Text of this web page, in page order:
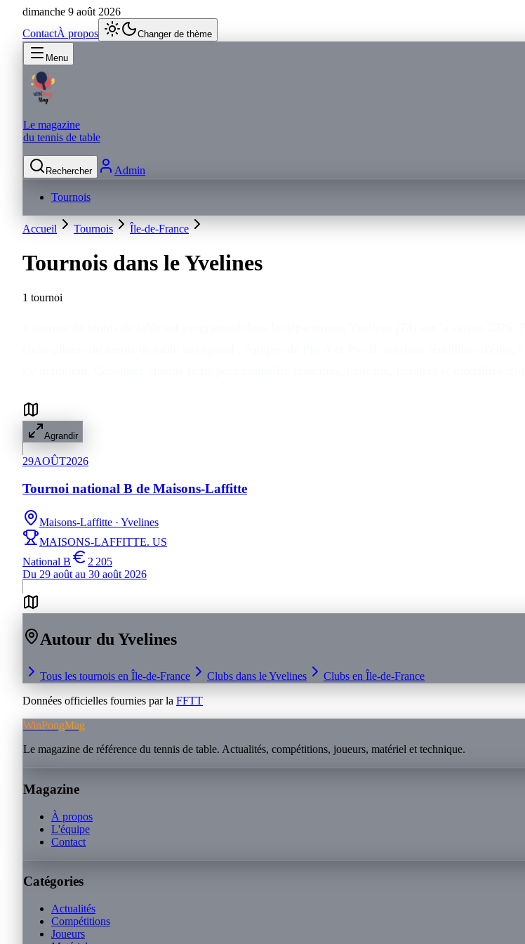
dimanche 9 août 2026
ContactÀ propos Changer de thème
Menu
Le magazine
du tennis de table
Rechercher Admin
Tournois
Accueil Tournois Île-de-France
Tournois dans leYvelines
1 tournoi
Agrandir
29AOÛT2026
Tournoi national B de Maisons-Laffitte
Maisons-Laffitte · Yvelines
MAISONS-LAFFITTE. US
National B
2 205
Du 29 août au 30 août 2026
Autour duYvelines
Tous les tournois en Île-de-France Clubs dans leYvelines Clubs en Île-de-France
Données officielles fournies par la FFTT
WinPongMag
Le magazine de référence du tennis de table. Actualités, compétitions, joueurs, matériel et technique.
Magazine
À propos
L'équipe
Contact
Catégories
Actualités
Compétitions
Joueurs